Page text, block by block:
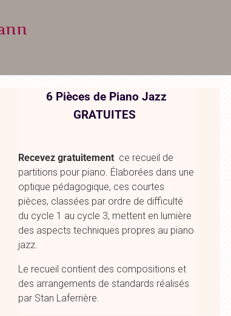
6 Pièces de Piano Jazz
GRATUITES
Recevez gratuitementce recueil de
partitions pour piano. Élaborées dans une
optique pédagogique, ces courtes
pièces, classées par ordre de difficulté
du cycle 1 au cycle 3, mettent en lumière
des aspects techniques propres au piano
jazz.
Le recueil contient des compositions et
des arrangements de standards réalisés
par Stan Laferrière.